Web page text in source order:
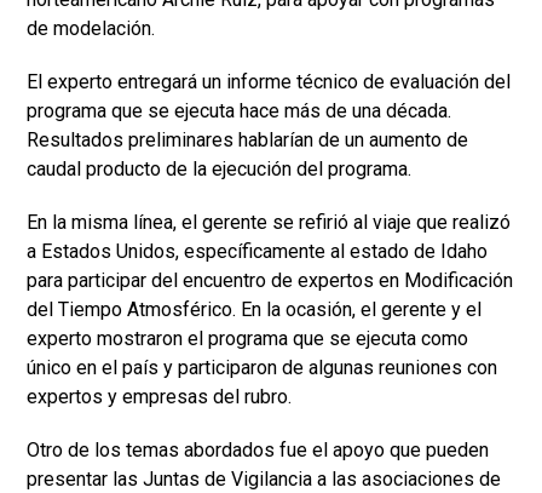
de modelación.
El experto entregará un informe técnico de evaluación del
programa que se ejecuta hace más de una década.
Resultados preliminares hablarían de un aumento de
caudal producto de la ejecución del programa.
En la misma línea, el gerente se refirió al viaje que realizó
a Estados Unidos, específicamente al estado de Idaho
para participar del encuentro de expertos en Modificación
del Tiempo Atmosférico. En la ocasión, el gerente y el
experto mostraron el programa que se ejecuta como
único en el país y participaron de algunas reuniones con
expertos y empresas del rubro.
Otro de los temas abordados fue el apoyo que pueden
presentar las Juntas de Vigilancia a las asociaciones de